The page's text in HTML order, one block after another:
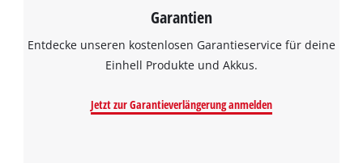
Garantien
Entdecke unseren kostenlosen Garantieservice für deine
Einhell Produkte und Akkus.
Jetzt zur Garantieverlängerung anmelden